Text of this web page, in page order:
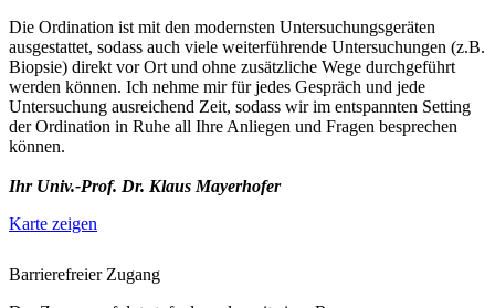
Die Ordination ist mit den modernsten Untersuchungsgeräten
ausgestattet, sodass auch viele weiterführende Untersuchungen (z.B.
Biopsie) direkt vor Ort und ohne zusätzliche Wege durchgeführt
werden können. Ich nehme mir für jedes Gespräch und jede
Untersuchung ausreichend Zeit, sodass wir im entspannten Setting
der Ordination in Ruhe all Ihre Anliegen und Fragen besprechen
können.
Ihr Univ.-Prof. Dr. Klaus Mayerhofer
Karte zeigen
Barrierefreier Zugang